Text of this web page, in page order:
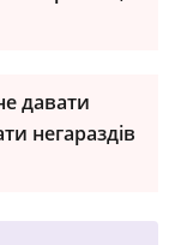
давати
негараздів